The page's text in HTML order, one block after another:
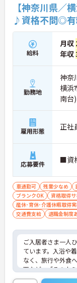
★おすすめPOINT★
【夜勤なし・曜日
えた働き方が実現
・8:00～19:00の
しないため、生活
続けることができ
・完全週休2日制
により、先々の予
間をしっかりと確
【専門資格を活か
形成が期待できま
・介護福祉士資格
評価面談で個人の
・サービス提供責
も目指せます
【IT化と手厚いフ
スを軽減できます
・記録票の提出や
ンで行えるため、
動の手間が省けケ
あり、訪問介護で
ムの支援を受けな
【神奈川県／
♪資格不問◎有
給料
月収
年収
勤務地
神奈
横浜
南台
雇用形態 正社
応募要件 ■資
車通勤可 残業少なめ
ブランクOK
資格取得
産休･育休･介護休暇取得
交通費支給
退職金制度
ご入居者さま一人
ています。入浴や
なく、旅行や外食
画など、「その人
きるのが大きな特